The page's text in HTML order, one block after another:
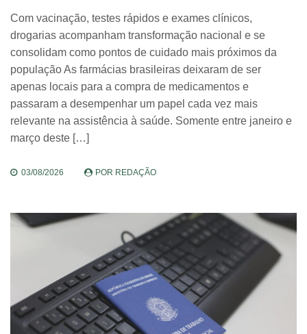
Com vacinação, testes rápidos e exames clínicos,
drogarias acompanham transformação nacional e se
consolidam como pontos de cuidado mais próximos da
população As farmácias brasileiras deixaram de ser
apenas locais para a compra de medicamentos e
passaram a desempenhar um papel cada vez mais
relevante na assistência à saúde. Somente entre janeiro e
março deste […]
03/08/2026 POR REDAÇÃO